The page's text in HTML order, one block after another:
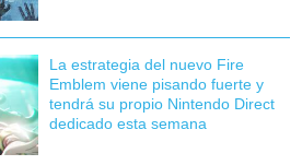
La estrategia del nuevo Fire
Emblem viene pisando fuerte y
tendrá su propio Nintendo Direct
dedicado esta semana